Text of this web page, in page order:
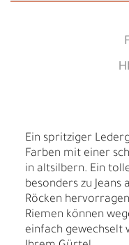
Ein spritziger
Farben mit einer
in altsilbern. Ein
besonders zu Jeans
Röcken
Riemen können
einfach gewechselt